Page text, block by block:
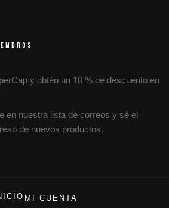
y obtén un 10 % de descuento en
en nuestra lista de correos y sé el
de nuevos productos.
MI CUENTA